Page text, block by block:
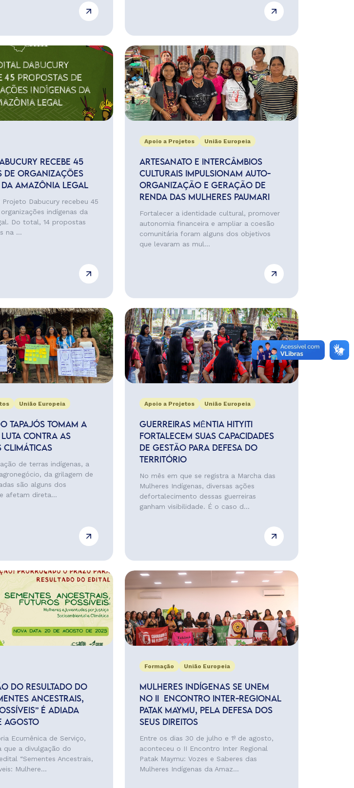
RECEBE 45
DE ORGANIZAÇÕES
DA AMAZÔNIA LEGAL
Projeto Dabucury recebeu 45
indígenas da
Do total, 14 propostas
na ...
Apoio a Projetos União Europeia
ARTESANATO E INTERCÂMBIOS
CULTURAIS IMPULSIONAM AUTO-
ORGANIZAÇÃO E GERAÇÃO DE
RENDA DAS MULHERES PAUMARI
Fortalecer a identidade cultural, promover
autonomia financeira e ampliar a coesão
comunitária foram alguns dos objetivos
que levaram as mul...
União Europeia
TAPAJÓS TOMAM A
LUTA CONTRA AS
CLIMÁTICAS
de terras indígenas, a
da grilagem de
são alguns dos
afetam direta...
Apoio a Projetos União Europeia
GUERREIRAS MĒNTIA HITYITI
FORTALECEM SUAS CAPACIDADES
DE GESTÃO PARA DEFESA DO
TERRITÓRIO
No mês em que se registra a Marcha das
Mulheres Indígenas, diversas ações
defortalecimento dessas guerreiras
ganham visibilidade. É o caso d...
DO RESULTADO DO
ANCESTRAIS,
É ADIADA
AGOSTO
Ecumênica de Serviço,
que a divulgação do
“Sementes Ancestrais,
Mulhere...
Formação União Europeia
MULHERES INDÍGENAS SE UNEM
NO II ENCONTRO INTER-REGIONAL
PATAK MAYMU, PELA DEFESA DOS
SEUS DIREITOS
Entre os dias 30 de julho e 1º de agosto,
aconteceu o II Encontro Inter Regional
Patak Maymu: Vozes e Saberes das
Mulheres Indígenas da Amaz...